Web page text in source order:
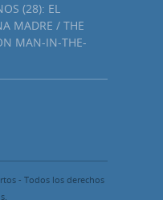
(28): EL
MADRE / THE
MAN-IN-THE-
- Todos los derechos